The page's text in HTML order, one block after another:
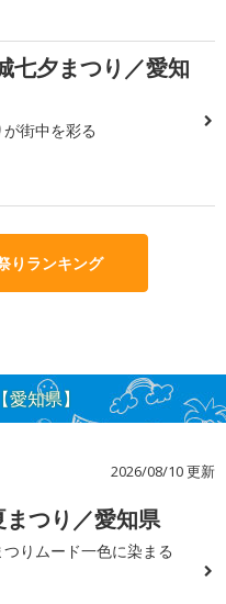
七夕まつり／愛知
街中を彩る
りランキング
知県】
2026/08/10 更新
つり／愛知県
りムード一色に染まる